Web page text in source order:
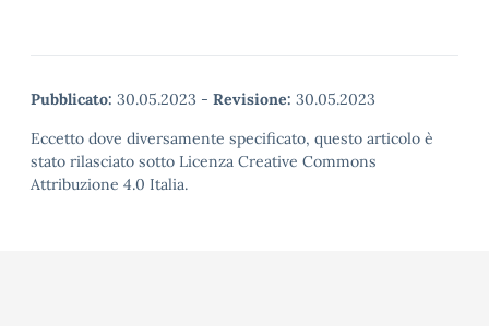
Pubblicato: 30.05.2023 - Revisione: 30.05.2023
Eccetto dove diversamente specificato, questo articolo è
stato rilasciato sotto Licenza Creative Commons
Attribuzione 4.0 Italia.